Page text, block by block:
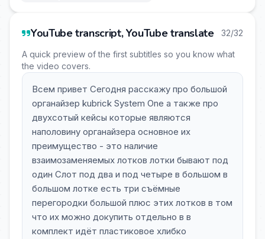
YouTube transcript, YouTube translate 32/32
A quick preview of the first subtitles so you know what
the video covers.
Всем привет Сегодня расскажу про большой
органайзер kubrick System One а также про
двухсотый кейсы которые являются
наполовину органайзера основное их
преимущество - это наличие
взаимозаменяемых лотков лотки бывают под
один Слот под два и под четыре в большом в
большом лотке есть три съёмные
перегородки большой плюс этих лотков в том
что их можно докупить отдельно в в
комплект идёт пластиковое хлибко